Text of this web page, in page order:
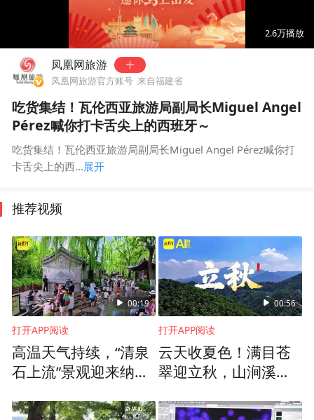
01:05
2.6万播放
凤凰网旅游
凤凰网旅游官方账号 来自福建省
吃货集结！瓦伦西亚旅游局副局长Miguel Angel
Pérez喊你打卡舌尖上的西班牙～
吃货集结！瓦伦西亚旅游局副局长Miguel Angel Pérez喊你打
卡舌尖上的西...展开
推荐视频
00:19
打开APP阅读
高温天气持续，“清泉
石上流”景观迎来纳凉
00:56
打开APP阅读
云天收夏色！满目苍
翠迎立秋，山涧溪流